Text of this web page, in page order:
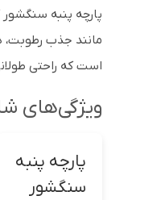
پارچه پنبه سنگشور
مانند جذب رطوبت،
است که راحتی
ویژگی‌های
پارچه پنبه
سنگشور